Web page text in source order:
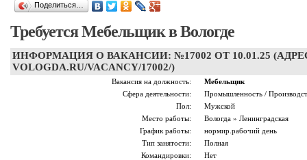
Поделиться…
Требуется Мебельщик в Вологде
ИНФОРМАЦИЯ О ВАКАНСИИ: №17002 ОТ 10.01.25 (АДРЕС:
VOLOGDA.RU/VACANCY/17002/)
Вакансия на должность:
Мебельщик
Сфера деятельности:
Промышленность /
Пол:
Мужской
Место работы:
Вологда » Ленинградская
График работы:
нормир.рабочий день
Тип занятости:
Полная
Командировки:
Нет